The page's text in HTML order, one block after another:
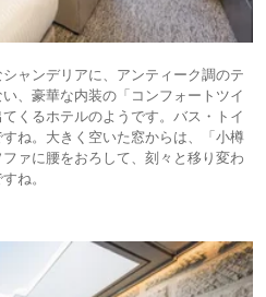
ャンデリアに、アンティーク調のテ
、豪華な内装の「コンフォートツイ
くるホテルのようです。バス・トイ
ね。大きく空いた窓からは、「小樽
ァに腰をおろして、刻々と移り変わ
ね。